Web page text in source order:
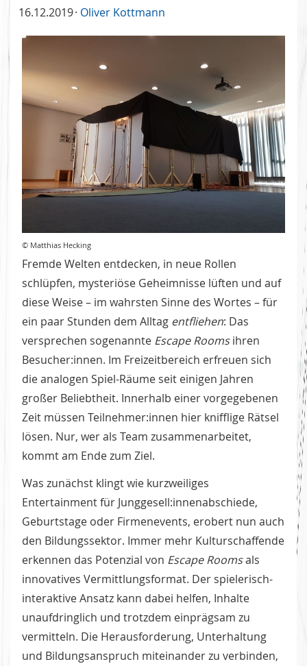
16.12.2019 Oliver Kottmann
© Matthias Hecking
Fremde Welten entdecken, in neue Rollen
schlüpfen, mysteriöse Geheimnisse lüften und auf
diese Weise – im wahrsten Sinne des Wortes – für
ein paar Stunden dem Alltag entfliehen: Das
versprechen sogenannte Escape Roomsihren
Besucher:innen. Im Freizeitbereich erfreuen sich
die analogen Spiel-Räume seit einigen Jahren
großer Beliebtheit. Innerhalb einer vorgegebenen
Zeit müssen Teilnehmer:innen hier knifflige Rätsel
lösen. Nur, wer als Team zusammenarbeitet,
kommt am Ende zum Ziel.
Was zunächst klingt wie kurzweiliges
Entertainment für Junggesell:innenabschiede,
Geburtstage oder Firmenevents, erobert nun auch
den Bildungssektor. Immer mehr Kulturschaffende
erkennen das Potenzial von Escape Roomsals
innovatives Vermittlungsformat. Der spielerisch-
interaktive Ansatz kann dabei helfen, Inhalte
unaufdringlich und trotzdem einprägsam zu
vermitteln. Die Herausforderung, Unterhaltung
und Bildungsanspruch miteinander zu verbinden,